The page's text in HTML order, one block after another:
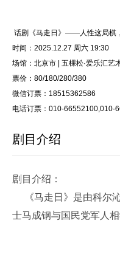
话剧《马走日》——人性这局棋
时间：2025.12.27 周六 19:30
场馆：北京市 | 五棵松·爱乐汇艺
票价：80/180/280/380
微信订票：18515362586
电话订票：010-66552100,010-
剧目介绍
剧目介绍：
《马走日》是由科尔沁
士马成钢与国民党军人